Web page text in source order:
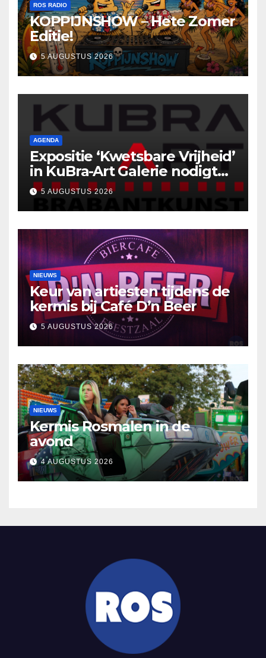
ROS RADIO
KOPPIJNSHOW – Hete Zomer
Editie!
5 AUGUSTUS 2026
AGENDA
Expositie ‘Kwetsbare Vrijheid’
in KuBra-Art Galerie nodigt
uit tot ontmoeting en
reflectie
5 AUGUSTUS 2026
NIEUWS
Keur van artiesten tijdens de
kermis bij Café D’n Beer
5 AUGUSTUS 2026
NIEUWS
Kermis Rosmalen in de
avond
4 AUGUSTUS 2026